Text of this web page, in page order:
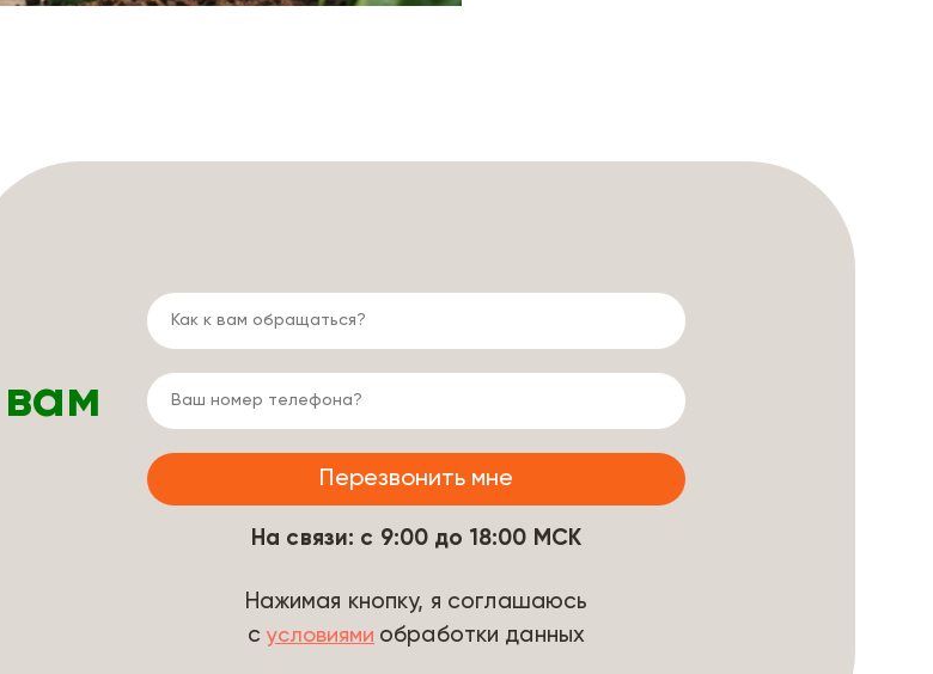
На связи: с 9:00 до 18:00 МСК
Нажимая кнопку, я соглашаюсь
с условиями обработки данных